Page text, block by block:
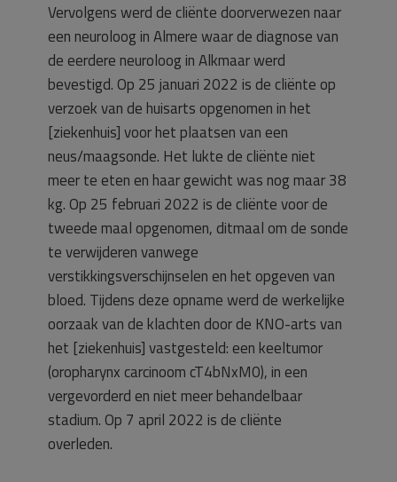
Vervolgens werd de cliënte doorverwezen naar
een neuroloog in Almere waar de diagnose van
de eerdere neuroloog in Alkmaar werd
bevestigd. Op 25 januari 2022 is de cliënte op
verzoek van de huisarts opgenomen in het
[ziekenhuis] voor het plaatsen van een
neus/maagsonde. Het lukte de cliënte niet
meer te eten en haar gewicht was nog maar 38
kg. Op 25 februari 2022 is de cliënte voor de
tweede maal opgenomen, ditmaal om de sonde
te verwijderen vanwege
verstikkingsverschijnselen en het opgeven van
bloed. Tijdens deze opname werd de werkelijke
oorzaak van de klachten door de KNO-arts van
het [ziekenhuis] vastgesteld: een keeltumor
(oropharynx carcinoom cT4bNxM0), in een
vergevorderd en niet meer behandelbaar
stadium. Op 7 april 2022 is de cliënte
overleden.